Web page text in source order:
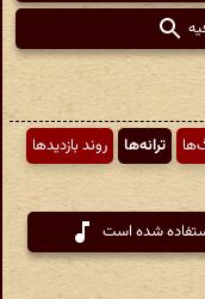
ترانه‌ها
روند بازدیدها
شده است